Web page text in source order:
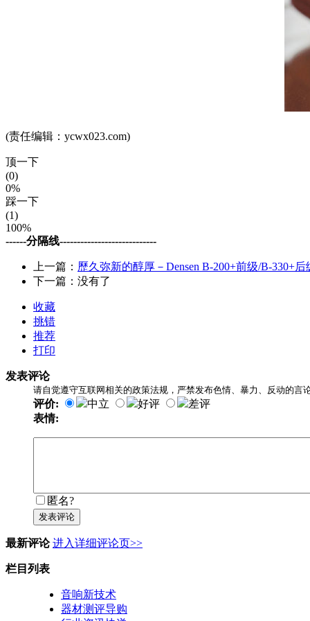
(责任编辑：ycwx023.com)
顶一下
(0)
0%
踩一下
(1)
100%
------分隔线----------------------------
上一篇： 歷久弥新的醇厚－Densen B-200+前级/B-330+后
下一篇：没有了
收藏
挑错
推荐
打印
发表评论
请自觉遵守互联网相关的政策法规，严禁发布色情、暴力、反动的言
评价: 中立 好评
差评
表情:
匿名?
发表评论
最新评论 进入详细评论页>>
栏目列表
音响新技术
器材测评导购